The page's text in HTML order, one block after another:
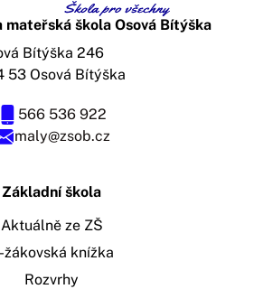
mateřská škola Osová Bítýška
maly@zsob.cz
566 536 922
Bítýška 246
53 Osová Bítýška
Základní škola
Aktuálně ze ZŠ
žákovská knížka
Rozvrhy